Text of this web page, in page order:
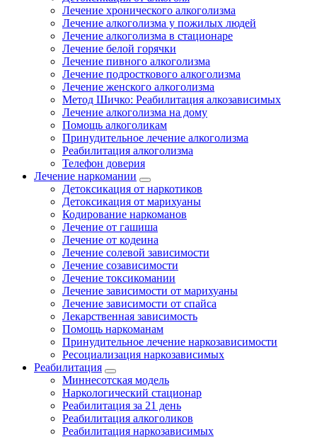
Лечение хронического алкоголизма
Лечение алкоголизма у пожилых людей
Лечение алкоголизма в стационаре
Лечение белой горячки
Лечение пивного алкоголизма
Лечение подросткового алкоголизма
Лечение женского алкоголизма
Метод Шичко: Реабилитация алкозависимых
Лечение алкоголизма на дому
Помощь алкоголикам
Принудительное лечение алкоголизма
Реабилитация алкоголизма
Телефон доверия
Лечение наркомании
Детоксикация от наркотиков
Детоксикация от марихуаны
Кодирование наркоманов
Лечение от гашиша
Лечение от кодеина
Лечение солевой зависимости
Лечение созависимости
Лечение токсикомании
Лечение зависимости от марихуаны
Лечение зависимости от спайса
Лекарственная зависимость
Помощь наркоманам
Принудительное лечение наркозависимости
Ресоциализация наркозависимых
Реабилитация
Миннесотская модель
Наркологический стационар
Реабилитация за 21 день
Реабилитация алкоголиков
Реабилитация наркозависимых